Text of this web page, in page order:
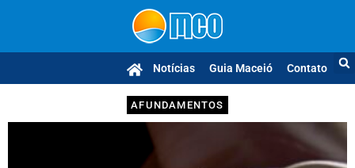
Notícias Guia Maceió Contato
AFUNDAMENTOS